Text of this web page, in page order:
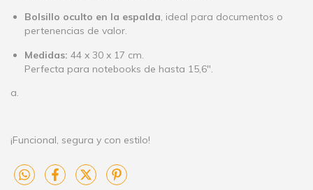
Bolsillo oculto en la espalda, ideal para documentos o
pertenencias de valor.
Medidas: 44 x 30 x 17 cm.
Perfecta para notebooks de hasta 15,6".
a.
¡Funcional, segura y con estilo!